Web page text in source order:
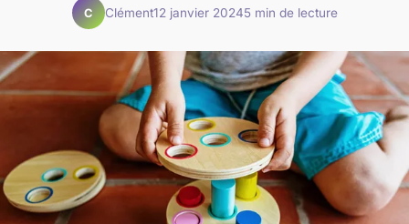
C Clément12 janvier 20245 min de lecture